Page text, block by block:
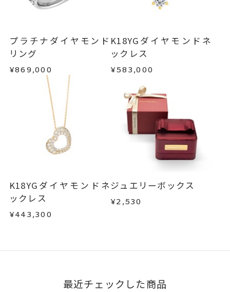
間がかかる場合がございます。
れ不可。
サイズ#3～#5.5は、5文字まで文
字入れ可能。
サイズ#6以上は、16文字まで文字
文字タイプA、文字タイプB、文字
タイプCよりお選びいただけま
プラチナダイヤモンド
リング
¥869,000
K18YGダイヤモンドネ
ックレス
¥583,000
K18YGダイヤモンドネ
ックレス
¥443,300
ジュエリーボックス
¥2,530
最近チェックした商品